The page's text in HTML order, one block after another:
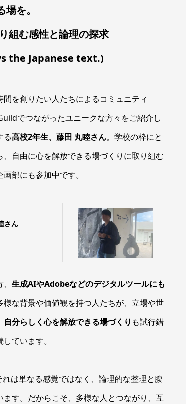
を。
組む感性と論理の探求
the Japanese text.)
を創りたい人たちによるコミュニティ
でつながったユニークな方々をご紹介し
る高校2年生、藤田 丸睦さん。学校の枠にと
自由に心を解放できる場づくりに取り組む
部にも参加中です。
さん
生成AIやAdobeなどのデジタルツールにも
な背景や価値観を持つ人たちが、立場や世
自分らしく心を解放できる場づくり も試行錯
ています。
れは単なる感覚ではなく、論理的な整理と腹
す。だからこそ、多様な人とつながり、互